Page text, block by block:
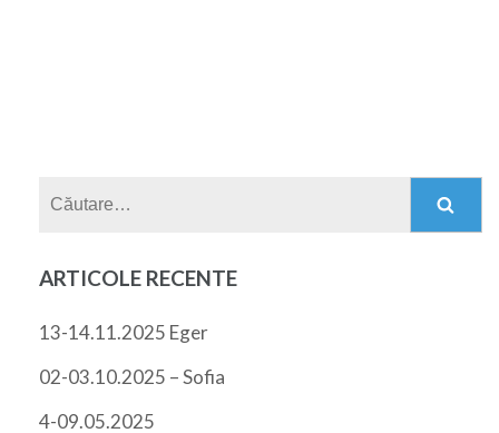
ARTICOLE RECENTE
13-14.11.2025 Eger
02-03.10.2025 – Sofia
4-09.05.2025